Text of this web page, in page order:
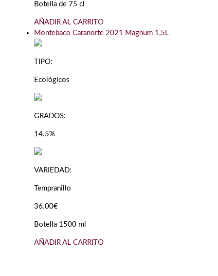
Botella de 75 cl
AÑADIR AL CARRITO
Montebaco Caranorte 2021 Magnum 1,5L
TIPO:
Ecológicos
GRADOS:
14.5%
VARIEDAD:
Tempranillo
36.00€
Botella 1500 ml
AÑADIR AL CARRITO